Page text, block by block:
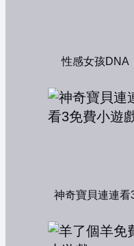
性感女孩DNA
神奇寶貝連連看